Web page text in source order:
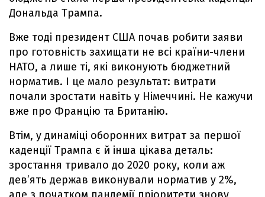
Дональда Трампа.
Вже тоді президент США почав робити заяви
про готовність захищати не всі країни-члени
НАТО, а лише ті, які виконують бюджетний
норматив. І це мало результат: витрати
почали зростати навіть у Німеччині. Не кажучи
вже про Францію та Британію.
Втім, у динаміці оборонних витрат за першої
каденції Трампа є й інша цікава деталь:
зростання тривало до 2020 року, коли аж
дев’ять держав виконували норматив у 2%,
але з початком пандемії пріоритети знову